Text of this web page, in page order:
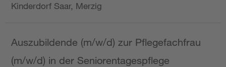
Kinderdorf Saar, Merzig
Auszubildende (m/w/d) zur Pflegefachfrau
(m/w/d) in der Seniorentagespflege